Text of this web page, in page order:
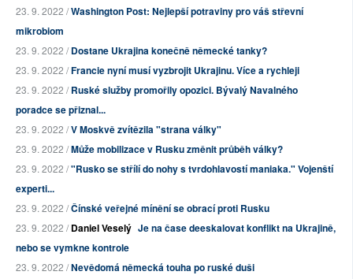
23. 9. 2022 /Washington Post: Nejlepší potraviny pro váš střevní
mikrobiom
23. 9. 2022 /Dostane Ukrajina konečně německé tanky?
23. 9. 2022 /Francie nyní musí vyzbrojit Ukrajinu. Více a rychleji
23. 9. 2022 /Ruské služby promořily opozici. Bývalý Navalného
poradce se přiznal...
23. 9. 2022 /V Moskvě zvítězila "strana války"
23. 9. 2022 /Může mobilizace v Rusku změnit průběh války?
23. 9. 2022 /"Rusko se střílí do nohy s tvrdohlavostí maniaka." Vojenští
experti...
23. 9. 2022 /Čínské veřejné mínění se obrací proti Rusku
23. 9. 2022 /Daniel Veselý Je na čase deeskalovat konflikt na Ukrajině,
nebo se vymkne kontrole
23. 9. 2022 /Nevědomá německá touha po ruské duši